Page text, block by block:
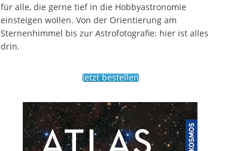
für alle, die gerne tief in die Hobbyastronomie
einsteigen wollen. Von der Orientierung am
Sternenhimmel bis zur Astrofotografie: hier ist alles
drin.
Jetzt bestellen